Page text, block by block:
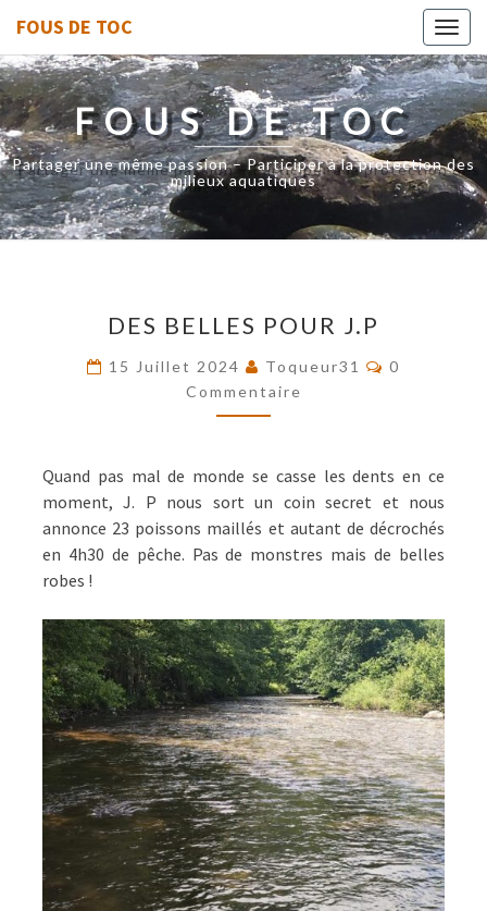
FOUS DE TOC
FOUS DE TOC
Partager une même passion – Participer à la protection des
milieux aquatiques
BELLES
J.P
DES BELLES POUR J.P
15 Juillet 2024 Toqueur31
0
Commentaire
Quand pas mal de monde se casse les dents en ce
moment, J. P nous sort un coin secret et nous
annonce 23 poissons maillés et autant de décrochés
en 4h30 de pêche. Pas de monstres mais de belles
robes !